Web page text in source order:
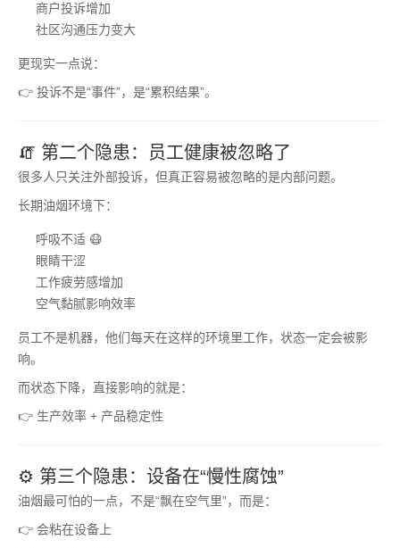
商户投诉增加
社区沟通压力变大
更现实一点说：
👉 投诉不是“事件”，是“累积结果”。
🧯 第二个隐患：员工健康被忽略了
很多人只关注外部投诉，但真正容易被忽略的是内部问题。
长期油烟环境下：
呼吸不适 😷
眼睛干涩
工作疲劳感增加
空气黏腻影响效率
员工不是机器，他们每天在这样的环境里工作，状态一定会被影
响。
而状态下降，直接影响的就是：
👉 生产效率 + 产品稳定性
⚙️ 第三个隐患：设备在“慢性腐蚀”
油烟最可怕的一点，不是“飘在空气里”，而是：
👉 会粘在设备上